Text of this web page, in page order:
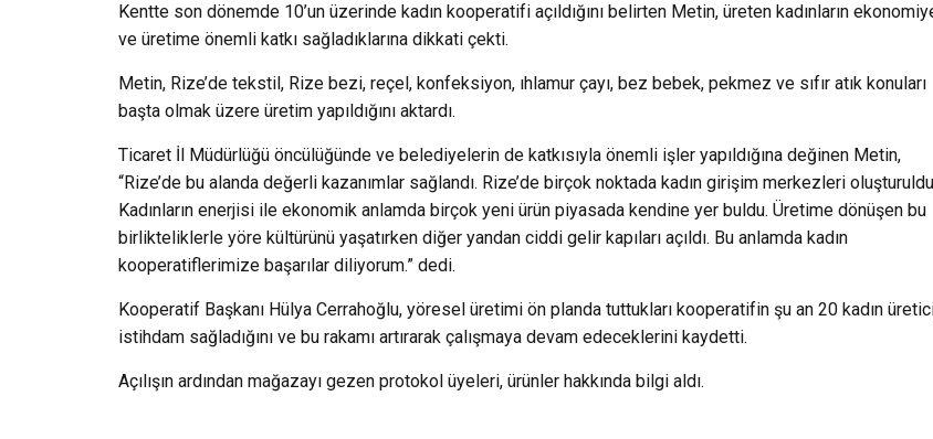
Kentte son dönemde 10’un üzerinde kadın kooperatifi açıldığını belirten Metin, üreten kadınların
ve üretime önemli katkı sağladıklarına dikkati çekti.
Metin, Rize’de tekstil, Rize bezi, reçel, konfeksiyon, ıhlamur çayı, bez bebek, pekmez ve sıfır atık konuları
başta olmak üzere üretim yapıldığını aktardı.
Ticaret İl Müdürlüğü öncülüğünde ve belediyelerin de katkısıyla önemli işler yapıldığına değinen Metin,
“Rize’de bu alanda değerli kazanımlar sağlandı. Rize’de birçok noktada kadın girişim merkezleri
Kadınların enerjisi ile ekonomik anlamda birçok yeni ürün piyasada kendine yer buldu. Üretime dönüşen bu
birlikteliklerle yöre kültürünü yaşatırken diğer yandan ciddi gelir kapıları açıldı. Bu anlamda kadın
kooperatiflerimize başarılar diliyorum.” dedi.
Kooperatif Başkanı Hülya Cerrahoğlu, yöresel üretimi ön planda tuttukları kooperatifin şu an 20 kadın
istihdam sağladığını ve bu rakamı artırarak çalışmaya devam edeceklerini kaydetti.
Açılışın ardından mağazayı gezen protokol üyeleri, ürünler hakkında bilgi aldı.